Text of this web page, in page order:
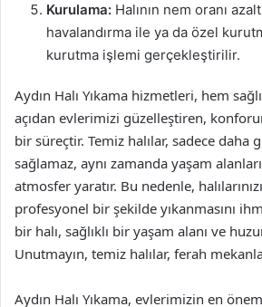
Kurulama: Halının nem oranı
havalandırma ile ya da özel
kurutma işlemi gerçekleştirilir.
Aydın Halı Yıkama hizmetleri, hem
açıdan evlerimizi güzelleştiren,
bir süreçtir. Temiz halılar, sadece daha
sağlamaz, aynı zamanda yaşam
atmosfer yaratır. Bu nedenle,
profesyonel bir şekilde yıkanmasını
bir halı, sağlıklı bir yaşam alanı ve
Unutmayın, temiz halılar, ferah
Aydın Halı Yıkama, evlerimizin en